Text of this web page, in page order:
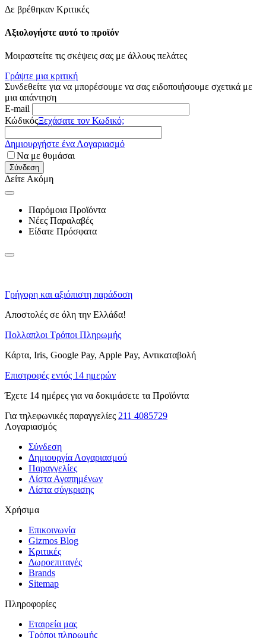
Δε βρέθηκαν Κριτικές
Αξιολογήστε αυτό το προϊόν
Μοιραστείτε τις σκέψεις σας με άλλους πελάτες
Γράψτε μια κριτική
Συνδεθείτε για να μπορέσουμε να σας ειδοποιήσουμε σχετικά με
μια απάντηση
E-mail
ΚώδικόςΞεχάσατε τον Κωδικό;
Δημιουργήστε ένα Λογαριασμό
Να με θυμάσαι
Σύνδεση
Δείτε Ακόμη
Παρόμοια Προϊόντα
Νέες Παραλαβές
Είδατε Πρόσφατα
Γρήγορη και αξιόπιστη παράδοση
Αποστολές σε όλη την Ελλάδα!
Πολλαπλοι Τρόποι Πληρωμής
Κάρτα, Iris, Google Pay, Apple Pay, Αντικαταβολή
Επιστροφές εντός 14 ημερών
Έχετε 14 ημέρες για να δοκιμάσετε τα Προϊόντα
Για τηλεφωνικές παραγγελίες 211 4085729
Λογαριασμός
Σύνδεση
Δημιουργία Λογαριασμού
Παραγγελίες
Λίστα Αγαπημένων
Λίστα σύγκρισης
Χρήσιμα
Επικοινωνία
Gizmos Blog
Κριτικές
Δωροεπιταγές
Brands
Sitemap
Πληροφορίες
Εταιρεία μας
Τρόποι πληρωμής